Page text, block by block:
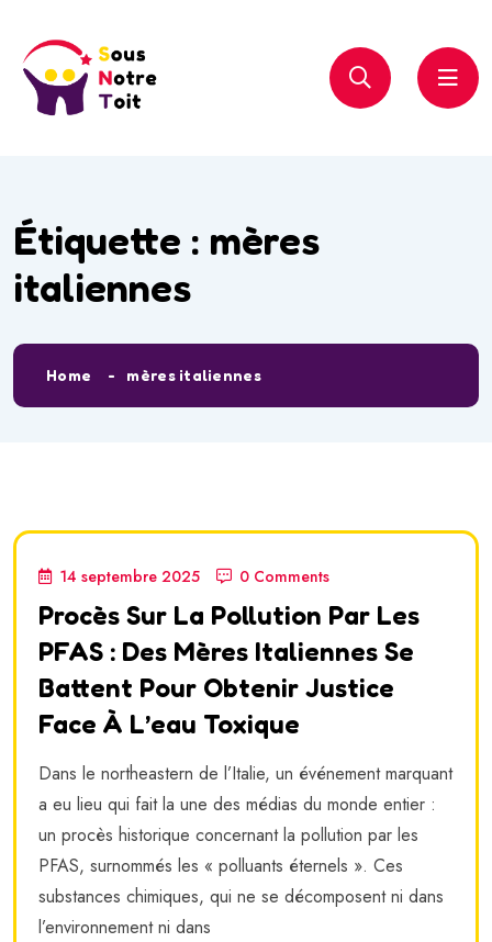
Étiquette : mères
italiennes
Home mères italiennes
14 septembre 2025 0 Comments
Procès Sur La Pollution Par Les
PFAS : Des Mères Italiennes Se
Battent Pour Obtenir Justice
Face À L’eau Toxique
Dans le northeastern de l’Italie, un événement marquant
a eu lieu qui fait la une des médias du monde entier :
un procès historique concernant la pollution par les
PFAS, surnommés les « polluants éternels ». Ces
substances chimiques, qui ne se décomposent ni dans
l’environnement ni dans